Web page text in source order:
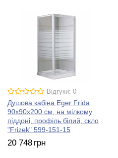
Відгуки: 0
Душова кабіна Eger Frida
90х90х200 см, на мілкому
піддоні, профіль білий, скло
"Frizek" 599-151-15
20 748 грн